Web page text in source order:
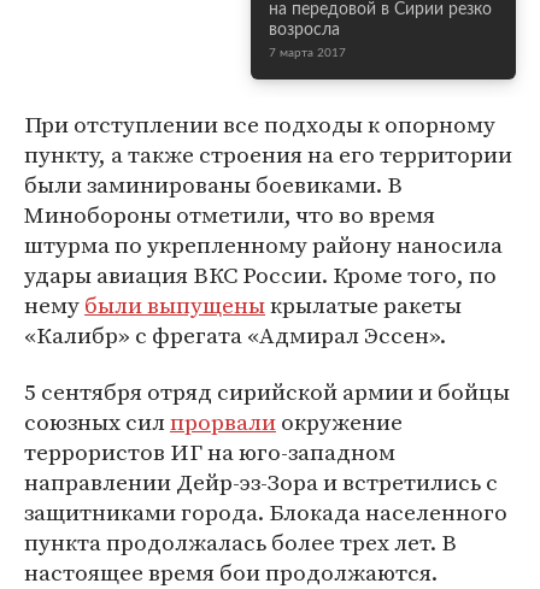
на передовой в Сирии резко
возросла
7 марта 2017
При отступлении все подходы к опорному
пункту, а также строения на его территории
были заминированы боевиками. В
Минобороны отметили, что во время
штурма по укрепленному району наносила
удары авиация ВКС России. Кроме того, по
немубыли выпущеныкрылатые ракеты
«Калибр» с фрегата «Адмирал Эссен».
5 сентября отряд сирийской армии и бойцы
союзных силпрорвалиокружение
террористов ИГ на юго-западном
направлении Дейр-эз-Зора и встретились с
защитниками города. Блокада населенного
пункта продолжалась более трех лет. В
настоящее время бои продолжаются.